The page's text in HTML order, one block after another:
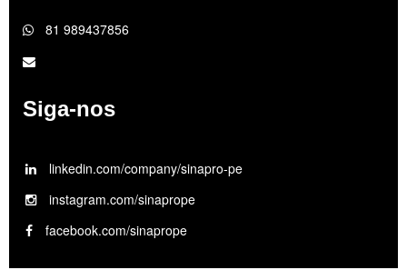
81 989437856
Siga-nos
linkedin.com/company/sinapro-pe
instagram.com/sinaprope
facebook.com/sinaprope